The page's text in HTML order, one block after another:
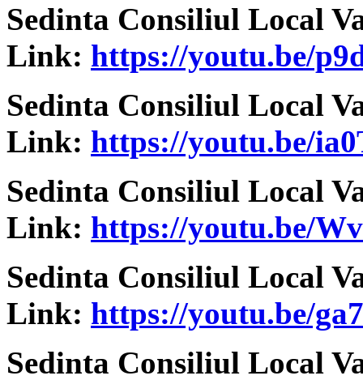
Sedinta Consiliul Local
Link: https://youtu.be/
Sedinta Consiliul Local
Link: https://youtu.be/
Sedinta Consiliul Local
Link: https://youtu.be/
Sedinta Consiliul Local
Link: https://youtu.be/
Sedinta Consiliul Local